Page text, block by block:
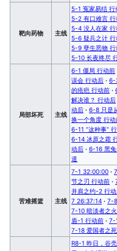
靶向药物 主线
5-1 冤家易结 行
5-2 有口难言 行
5-4 没人在家 行
5-6 疑兵之计 行
5-9 孽生恶物 行
5-10 长夜终尽
局部坏死 主线
6-1 僵局 行动前
误会 行动后 · 6-
的疮疤 行动前 ·
解决谁？ 行动后
动后 · 6-8 只是
换一个角度 行动
6-11 “这种事”
6-14 冰原之霜
动后 · 6-16 黑
道
苦难摇篮 主线
7-1 32:00:00 ·
节之刃 行动前 ·
并肩之约-2 行
7 26:37:14 · 7-
7-10 暗淡者之
盾-1 行动前 · 7-
7-18 爱国者之
R8-1 昨日，谷